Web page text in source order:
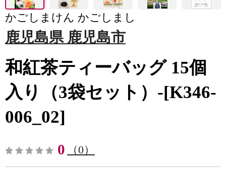
かごしまけん かごしまし
鹿児島県 鹿児島市
和紅茶ティーバッグ 15個
入り（3袋セット）-[K346-
006_02]
0 （0）